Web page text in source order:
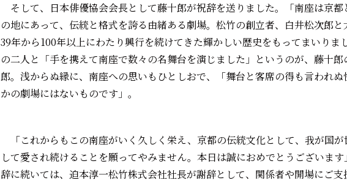
そして、日本俳優協会会長として藤十郎が祝辞を送りました。「南座は京都
の地にあって、伝統と格式を誇る由緒ある劇場。松竹の創立者、白井松次郎
39年から100年以上にわたり興行を続けてきた輝かしい歴史をもってまいりま
の二人と「手を携えて南座で数々の名舞台を演じました」というのが、藤十
郎。浅からぬ縁に、南座への思いもひとしおで、「舞台と客席の得も言われ
かの劇場にはないものです」。
「これからもこの南座がいく久しく栄え、京都の伝統文化として、我が国が
して愛され続けることを願ってやみません。本日は誠におめでとうございま
辞に続いては、迫本淳一松竹株式会社社長が謝辞として、関係者や開場にご